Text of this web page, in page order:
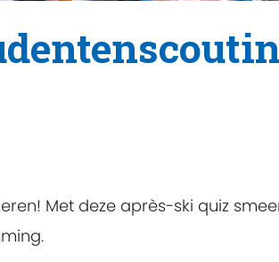
Met deze après-ski quiz